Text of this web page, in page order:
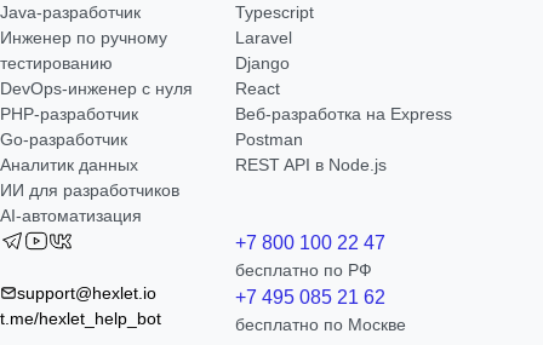
Java-разработчик
Инженер по ручному
тестированию
DevOps-инженер с нуля
РНР-разработчик
Go-разработчик
Аналитик данных
ИИ для разработчиков
AI-автоматизация
Typescript
Laravel
Django
React
Веб-разработка на Express
Postman
REST API в Node.js
support@hexlet.io
t.me/hexlet_help_bot
+7 800 100 22 47
бесплатно по РФ
+7 495 085 21 62
бесплатно по Москве